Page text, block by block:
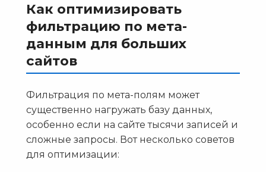
Как оптимизировать
фильтрацию по мета-
данным для больших
сайтов
Фильтрация по мета-полям может
существенно нагружать базу данных,
особенно если на сайте тысячи записей и
сложные запросы. Вот несколько советов
для оптимизации: